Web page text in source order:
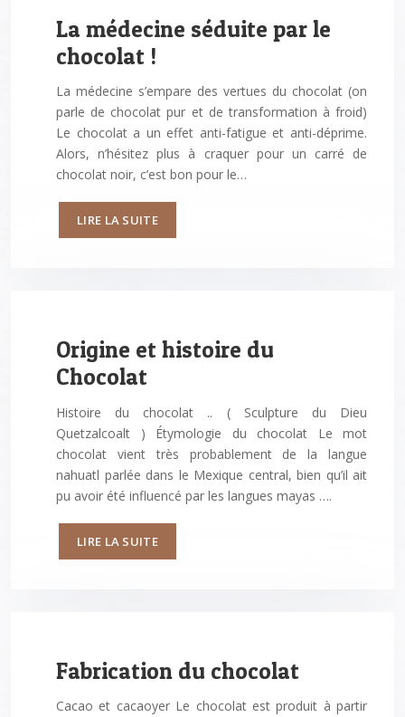
La médecine séduite par le
chocolat !
La médecine s’empare des vertues du chocolat (on
parle de chocolat pur et de transformation à froid)
Le chocolat a un effet anti-fatigue et anti-déprime.
Alors, n’hésitez plus à craquer pour un carré de
chocolat noir, c’est bon pour le…
LIRE LA SUITE
Origine et histoire du
Chocolat
Histoire du chocolat .. ( Sculpture du Dieu
Quetzalcoalt ) Étymologie du chocolat Le mot
chocolat vient très probablement de la langue
nahuatl parlée dans le Mexique central, bien qu’il ait
pu avoir été influencé par les langues mayas ….
LIRE LA SUITE
Fabrication du chocolat
Cacao et cacaoyer Le chocolat est produit à partir